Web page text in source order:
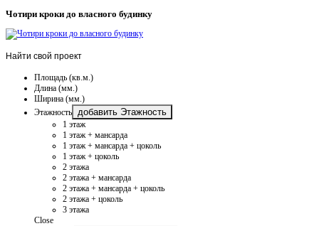
Чотири кроки до власного будинку
Найти свой проект
Площадь (кв.м.)
Длина (мм.)
Ширина (мм.)
Этажность
добавить Этажность
1 этаж
1 этаж + мансарда
1 этаж + мансарда + цоколь
1 этаж + цоколь
2 этажа
2 этажа + мансарда
2 этажа + мансарда + цоколь
2 этажа + цоколь
3 этажа
Close